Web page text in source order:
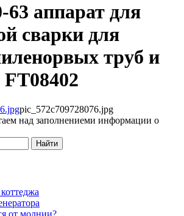
63 аппарат для
сварки для
труб и
pic_572c709728076.jpg
над заполнениеми информации о
Найти
от молнии?